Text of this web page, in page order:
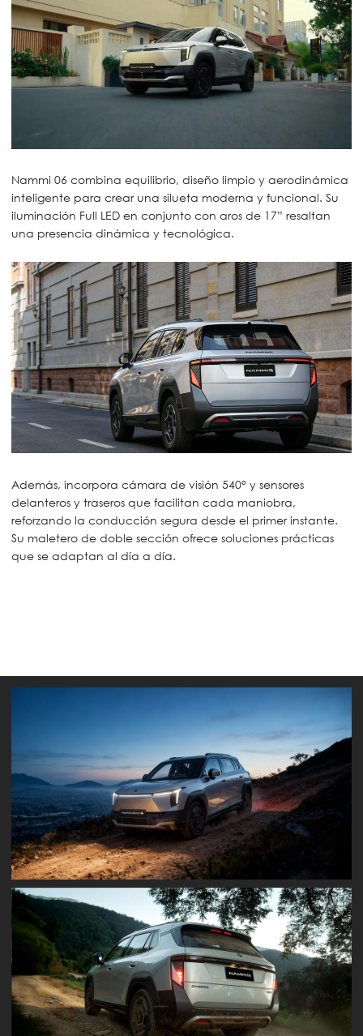
Nammi 06 combina equilibrio, diseño limpio y aerodinámica
inteligente para crear una silueta moderna y funcional. Su
iluminación Full LED en conjunto con aros de 17” resaltan
una presencia dinámica y tecnológica.
Además, incorpora cámara de visión 540° y sensores
delanteros y traseros que facilitan cada maniobra,
reforzando la conducción segura desde el primer instante.
Su maletero de doble sección ofrece soluciones prácticas
que se adaptan al día a día.